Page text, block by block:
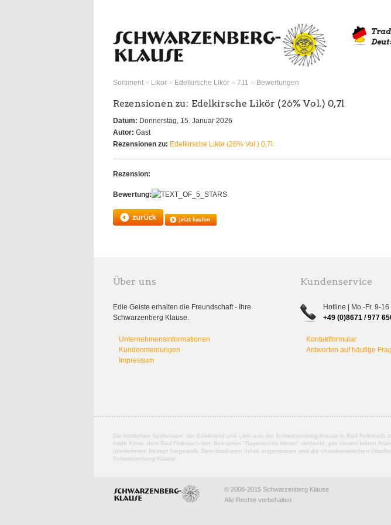
Sortiment » Likör » Edelkirsche Likör » 711 » Bewertungen
Rezensionen zu: Edelkirsche Likör (26% Vol.) 0,7l
Datum: Donnerstag, 15. Januar 2026
Autor: Gast
Rezensionen zu: Edelkirsche Likör (26% Vol.) 0,7l
Rezension:
Bewertung:
Über uns
Edle Geiste erhalten die Freundschaft - Ihre
Schwarzenberg Klause.
Unternehmensinformationen
Kundenmeinungen
Impressum
Kundenservice
Hotline | Mo.-Fr. 9-16
+49 (0)8671 / 977
Kontaktformular
Antworten auf häufige
Die köstlichen Spirituosen, der Edelbrand und Likör aus der Schwarzenberg-Klause in Bad
milde Klima, dem Bad Feilnbach den Beinamen "Bayerisches Meran" verdankt, gibt diesen feinen
überlieferten Rezept hergestellt. Dem kostbaren Inhalt angemessen sind die charakteristischen
Schwarzenberg-Klause
© 2008-2015 Schwarzenberg Klause
Alle Rechte vorbehalten.